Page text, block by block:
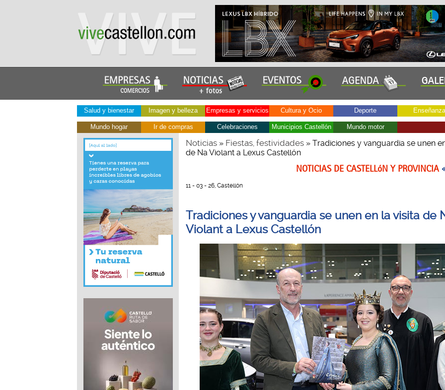
Salud y bienestar Imagen y belleza Empresas y servicios Cultura y Ocio Deporte Enseñanza
Mundo hogar Ir de compras Celebraciones Municipios Castellón Mundo motor
Noticias» Fiestas, festividades» Tradiciones y vanguardia se unen
de Na Violant a Lexus Castellón
NOTICIAS DE CASTELLóN Y PROVINCIA
11 - 03 - 26, Castellón
Tradiciones y vanguardia se unen en la visita de
Violant a Lexus Castellón